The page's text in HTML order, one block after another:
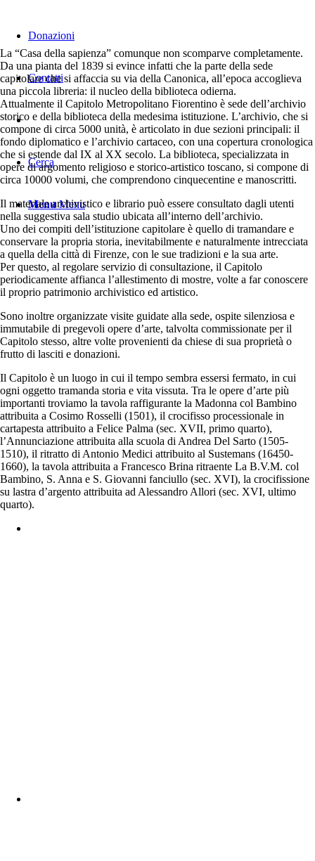
Donazioni
Contatti
Cerca
Menu Menu
La “Casa della sapienza” comunque non scomparve completamente.
Da una pianta del 1839 si evince infatti che la parte della sede
capitolare che si affaccia su via della Canonica, all’epoca accoglieva
una piccola libreria: il nucleo della biblioteca odierna.
Attualmente il Capitolo Metropolitano Fiorentino è sede dell’archivio
storico e della biblioteca della medesima istituzione. L’archivio, che si
compone di circa 5000 unità, è articolato in due sezioni principali: il
fondo diplomatico e l’archivio cartaceo, con una copertura cronologica
che si estende dal IX al XX secolo. La biblioteca, specializzata in
opere di argomento religioso e storico-artistico toscano, si compone di
circa 10000 volumi, che comprendono cinquecentine e manoscritti.
Il materiale archivistico e librario può essere consultato dagli utenti
nella suggestiva sala studio ubicata all’interno dell’archivio.
Uno dei compiti dell’istituzione capitolare è quello di tramandare e
conservare la propria storia, inevitabilmente e naturalmente intrecciata
a quella della città di Firenze, con le sue tradizioni e la sua arte.
Per questo, al regolare servizio di consultazione, il Capitolo
periodicamente affianca l’allestimento di mostre, volte a far conoscere
il proprio patrimonio archivistico ed artistico.
Sono inoltre organizzate visite guidate alla sede, ospite silenziosa e
immutabile di pregevoli opere d’arte, talvolta commissionate per il
Capitolo stesso, altre volte provenienti da chiese di sua proprietà o
frutto di lasciti e donazioni.
Il Capitolo è un luogo in cui il tempo sembra essersi fermato, in cui
ogni oggetto tramanda storia e vita vissuta. Tra le opere d’arte più
importanti troviamo la tavola raffigurante la Madonna col Bambino
attribuita a Cosimo Rosselli (1501), il crocifisso processionale in
cartapesta attribuito a Felice Palma (sec. XVII, primo quarto),
l’Annunciazione attribuita alla scuola di Andrea Del Sarto (1505-
1510), il ritratto di Antonio Medici attribuito al Sustemans (16450-
1660), la tavola attribuita a Francesco Brina ritraente La B.V.M. col
Bambino, S. Anna e S. Giovanni fanciullo (sec. XVI), la crocifissione
su lastra d’argento attribuita ad Alessandro Allori (sec. XVI, ultimo
quarto).